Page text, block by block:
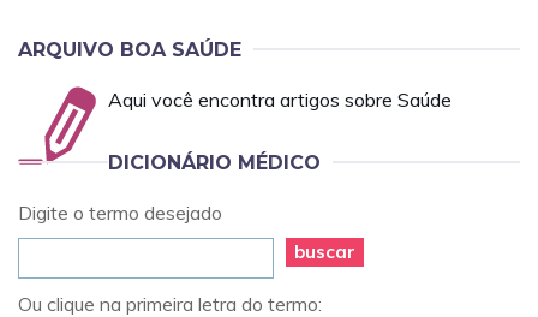
ARQUIVO BOA SAÚDE
Aqui você encontra artigos sobre Saúde
DICIONÁRIO MÉDICO
Digite o termo desejado
buscar
Ou clique na primeira letra do termo: